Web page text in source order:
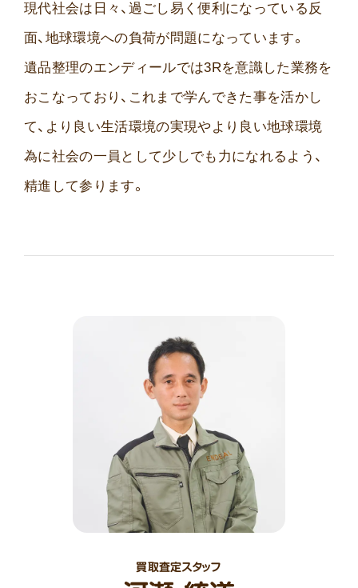
現代社会は日々、過ごし易く便利になっている反
面、地球環境への負荷が問題になっています。
遺品整理のエンディールでは3Rを意識した業務を
おこなっており、これまで学んできた事を活かし
て、より良い生活環境の実現やより良い地球環境
為に社会の一員として少しでも力になれるよう、
精進して参ります。
買取査定スタッフ